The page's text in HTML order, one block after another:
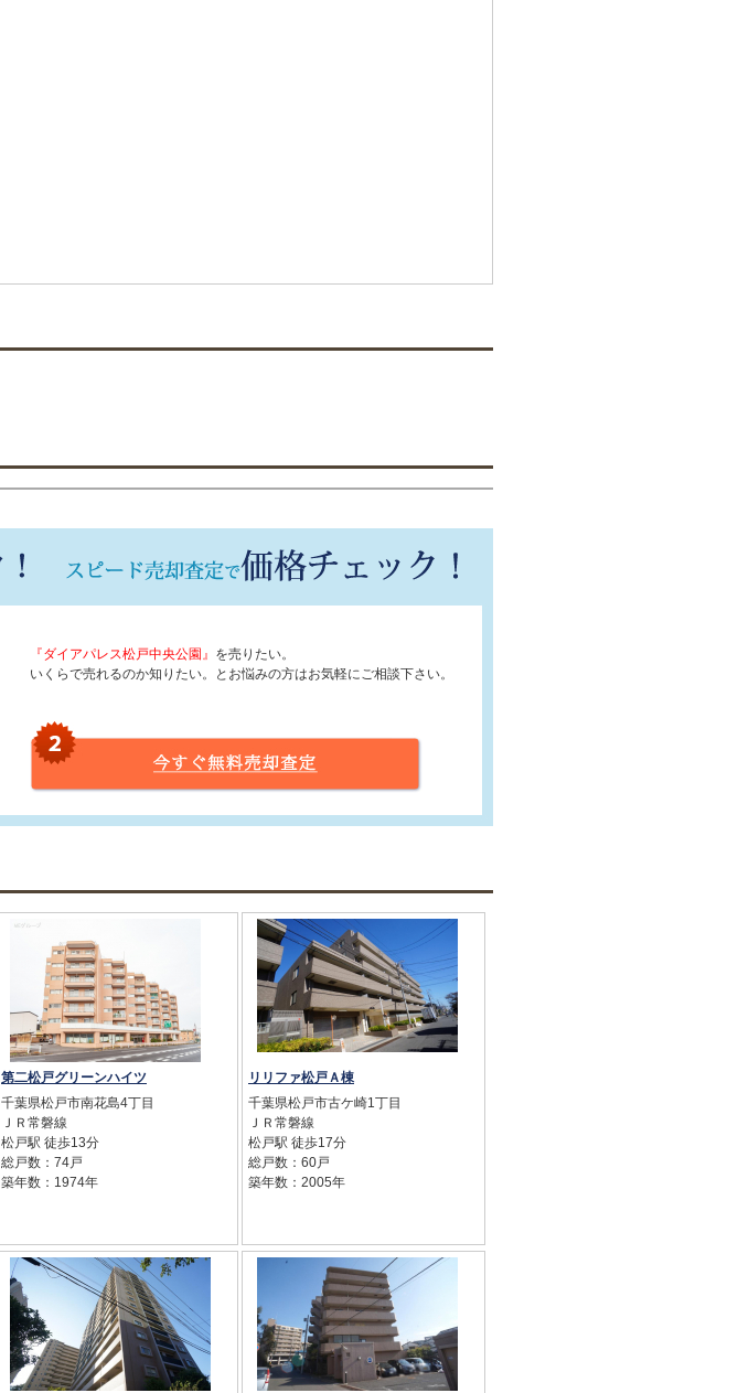
『ダイアパレス松戸中央公園』 を売りたい。
いくらで売れるのか知りたい。とお悩みの方はお気軽にご相談下さい。
第二松戸グリーンハイツ
千葉県松戸市南花島4丁目
ＪＲ常磐線
松戸駅 徒歩13分
総戸数：74戸
築年数：1974年
リリファ松戸Ａ棟
千葉県松戸市古ケ崎1丁目
ＪＲ常磐線
松戸駅 徒歩17分
総戸数：60戸
築年数：2005年